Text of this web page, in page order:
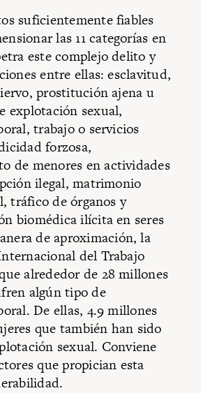
suficientemente fiables
las 11 categorías en
este complejo delito y
entre ellas: esclavitud,
prostitución ajena u
explotación sexual,
trabajo o servicios
forzosa,
de menores en actividades
ilegal, matrimonio
tráfico de órganos y
biomédica ilícita en seres
de aproximación, la
del Trabajo
alrededor de 28 millones
algún tipo de
De ellas, 4.9 millones
que también han sido
sexual. Conviene
que propician esta